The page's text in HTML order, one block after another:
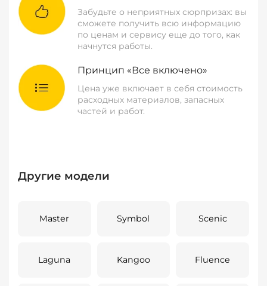
Забудьте о неприятных сюрпризах: вы
сможете получить всю информацию
по ценам и сервису еще до того, как
начнутся работы.
Принцип «Все включено»
Цена уже включает в себя стоимость
расходных материалов, запасных
частей и работ.
Другие модели
Master Symbol Scenic
Laguna Kangoo Fluence